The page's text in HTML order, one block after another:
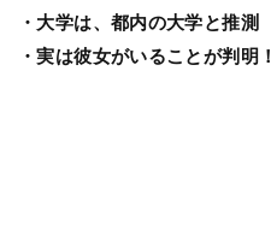
・大学は、都内の大学と推測
・実は彼女がいることが判明！